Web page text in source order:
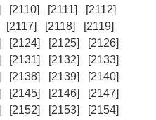
[2110] [2111]
[2112]
[2117] [2118]
[2119]
[2124] [2125]
[2126]
[2131] [2132]
[2133]
[2138] [2139]
[2140]
[2145] [2146]
[2147]
[2152] [2153]
[2154]